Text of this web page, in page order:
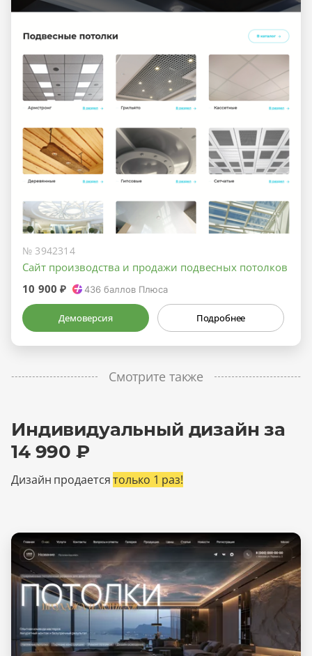
№ 3942314
Сайт производства и продажи подвесных потолков
10 900 ₽
436баллов Плюса
Демоверсия Подробнее
Смотрите также
Индивидуальный дизайн за
14 990 ₽
Дизайн продаетсятолько 1 раз!